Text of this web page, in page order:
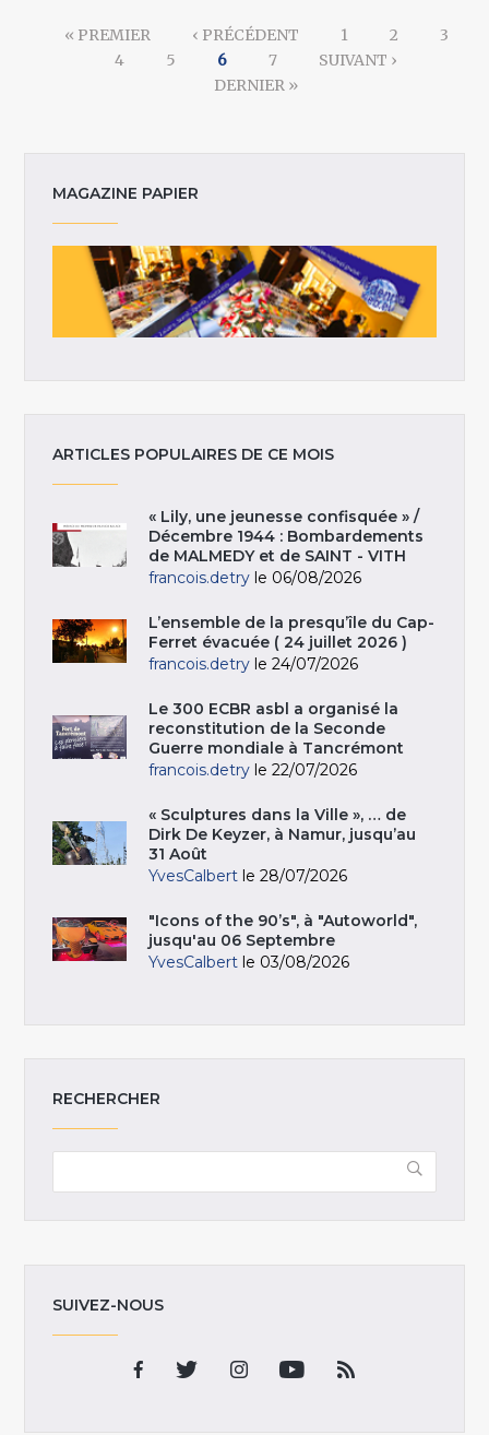
« PREMIER ‹ PRÉCÉDENT 1 2
3
4
5 6 7
SUIVANT ›
DERNIER »
MAGAZINE PAPIER
ARTICLES POPULAIRES DE CE MOIS
« Lily, une jeunesse confisquée » /
Décembre 1944 : Bombardements
de MALMEDY et de SAINT - VITH
francois.detry le 06/08/2026
L’ensemble de la presqu’île du Cap-
Ferret évacuée ( 24 juillet 2026 )
francois.detry le 24/07/2026
Le 300 ECBR asbl a organisé la
reconstitution de la Seconde
Guerre mondiale à Tancrémont
francois.detry le 22/07/2026
« Sculptures dans la Ville », … de
Dirk De Keyzer, à Namur, jusqu’au
31 Août
YvesCalbert le 28/07/2026
"Icons of the 90’s", à "Autoworld",
jusqu'au 06 Septembre
YvesCalbert le 03/08/2026
RECHERCHER
SUIVEZ-NOUS